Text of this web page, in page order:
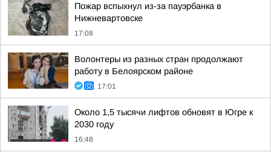
Пожар вспыхнул из-за пауэрбанка в
Нижневартовске
17:08
Волонтеры из разных стран продолжают
работу в Белоярском районе
17:01
Около 1,5 тысячи лифтов обновят в Югре к
2030 году
16:48